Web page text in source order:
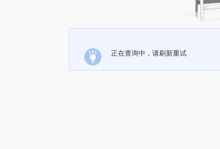
正在查询中，请刷新重试